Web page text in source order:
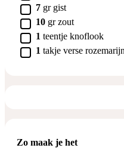
▢
7 gr gist
▢
10 gr zout
▢
1 teentje knoflook
▢
1 takje verse rozemarijn
Zo maak je het